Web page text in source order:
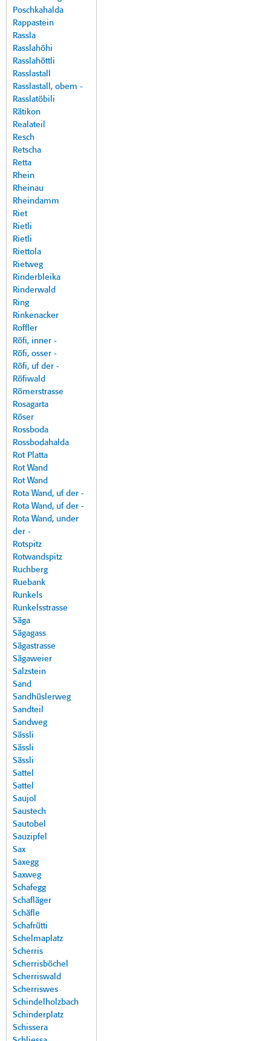
Poschkahalda
Rappastein
Rassla
Rasslahöhi
Rasslahöttli
Rasslastall
Rasslastall, obem -
Rasslatöbili
Rätikon
Realateil
Resch
Retscha
Retta
Rhein
Rheinau
Rheindamm
Riet
Rietli
Rietli
Riettola
Rietweg
Rinderbleika
Rinderwald
Ring
Rinkenacker
Roffler
Röfi, inner -
Röfi, osser -
Röfi, uf der -
Röfiwald
Römerstrasse
Rosagarta
Röser
Rossboda
Rossbodahalda
Rot Platta
Rot Wand
Rot Wand
Rota Wand, uf der -
Rota Wand, uf der -
Rota Wand, under
der -
Rotspitz
Rotwandspitz
Ruchberg
Ruebank
Runkels
Runkelsstrasse
Säga
Sägagass
Sägastrasse
Sägaweier
Salzstein
Sand
Sandhüslerweg
Sandteil
Sandweg
Sässli
Sässli
Sässli
Sattel
Sattel
Saujol
Saustech
Sautobel
Sauzipfel
Sax
Saxegg
Saxweg
Schafegg
Schafläger
Schäfle
Schafrütti
Schelmaplatz
Scherris
Scherrisböchel
Scherriswald
Scherriswes
Schindelholzbach
Schinderplatz
Schissera